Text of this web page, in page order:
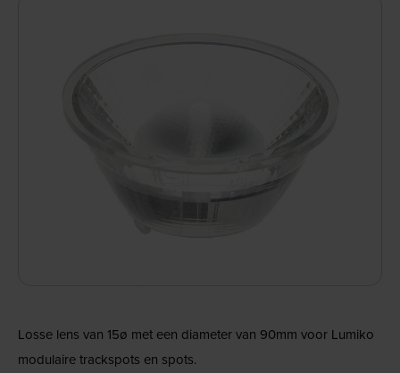
Losse lens van 15ø met een diameter van 90mm voor Lumiko
modulaire trackspots en spots.